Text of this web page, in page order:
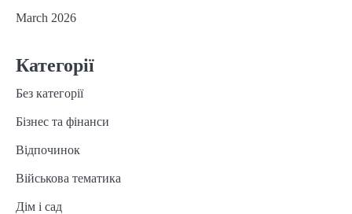
March 2026
Категорії
Без категорії
Бізнес та фінанси
Відпочинок
Військова тематика
Дім і сад